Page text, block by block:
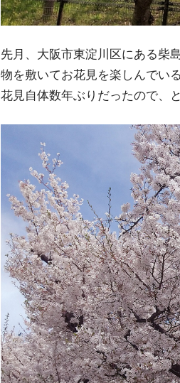
先月、大阪市東淀川区にある柴
物を敷いてお花見を楽しんでい
花見自体数年ぶりだったので、